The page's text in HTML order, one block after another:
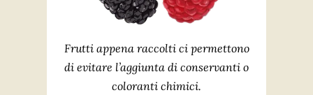
Frutti appena raccolti ci permettono
di evitare l’aggiunta di conservanti o
coloranti chimici.